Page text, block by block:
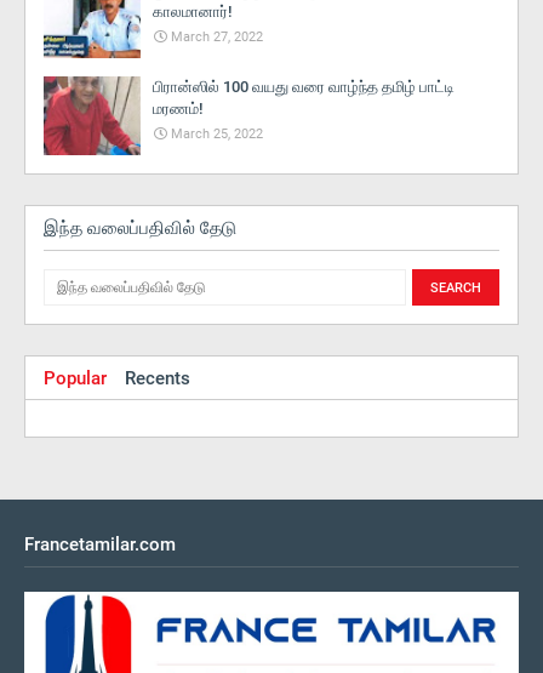
காலமானார்!
March 27, 2022
பிரான்ஸில் 100 வயது வரை வாழ்ந்த தமிழ் பாட்டி
மரணம்!
March 25, 2022
இந்த வலைப்பதிவில் தேடு
Popular Recents
Francetamilar.com